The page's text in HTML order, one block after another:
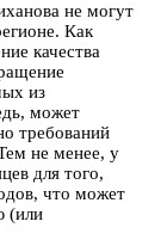
не могут
Как
качества
из
может
требований
не менее, у
для того,
что может
(или